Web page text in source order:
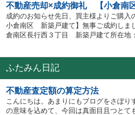
不動産売却×成約御礼 【小倉南
成約のお知らせ先日、買主様よりご購入
小倉南区 新築戸建て】無事ご成約しま
倉南区長行西３丁目 新築戸建て所在地
ふたみん日記
不動産査定額の算定方法
こんにちは。あまりにもブログをさぼり
の意味を込めて、今回は真面目且つとて